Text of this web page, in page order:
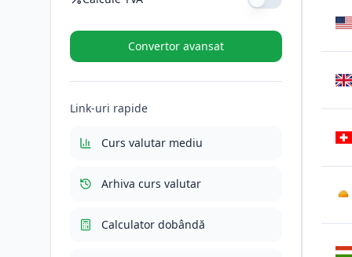
Cotă TVA (%)
TVA (21%)
Total cu TVA 635.1169
Convertor avansat
Link-uri rapide
Curs valutar mediu
Arhiva curs valutar
Calculator dobândă
AU